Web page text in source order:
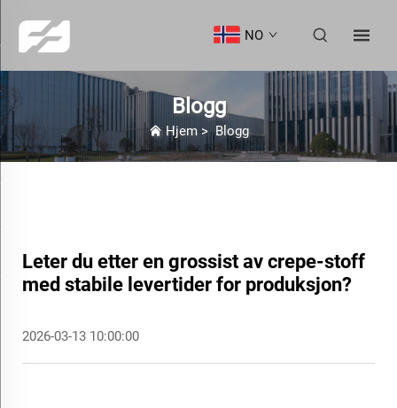
NO
Blogg
Hjem>Blogg
Leter du etter en grossist av crepe-stoff
med stabile levertider for produksjon?
2026-03-13 10:00:00